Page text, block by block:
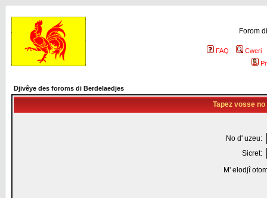
Forom
FAQ
Cweri
Djivêye des foroms di Berdelaedjes
Tapez vosse
No d' uzeu:
Sicret:
M' elodjî